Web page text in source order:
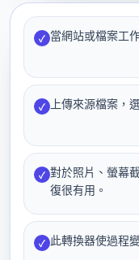
✓ 當網站或檔案工
✓ 上傳來源檔案，
✓ 對於照片、螢幕
復很有用。
✓ 此轉換器使過程